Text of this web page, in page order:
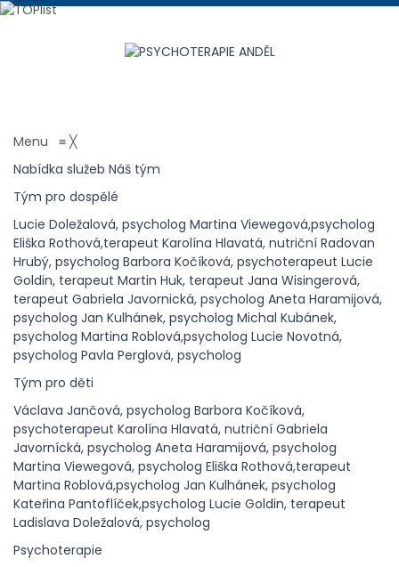
Menu ≡ ╳
Nabídka služeb Náš tým
Tým pro dospělé
Lucie Doležalová, psycholog Martina Viewegová,psycholog
Eliška Rothová,terapeut Karolína Hlavatá, nutriční Radovan
Hrubý, psycholog Barbora Kočíková, psychoterapeut Lucie
Goldin, terapeut Martin Huk, terapeut Jana Wisingerová,
terapeut Gabriela Javornická, psycholog Aneta Haramijová,
psycholog Jan Kulhánek, psycholog Michal Kubánek,
psycholog Martina Roblová,psycholog Lucie Novotná,
psycholog Pavla Perglová, psycholog
Tým pro děti
Václava Jančová, psycholog Barbora Kočíková,
psychoterapeut Karolína Hlavatá, nutriční Gabriela
Javornícká, psycholog Aneta Haramijová, psycholog
Martina Viewegová, psycholog Eliška Rothová,terapeut
Martina Roblová,psycholog Jan Kulhánek, psycholog
Kateřina Pantoflíček,psycholog Lucie Goldin, terapeut
Ladislava Doležalová, psycholog
Psychoterapie